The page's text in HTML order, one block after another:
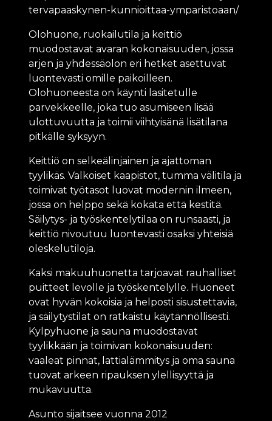
tervapaaskynen-kunnioittaa-ymparistoaan/
Olohuone, ruokailutila ja keittiö
muodostavat avaran kokonaisuuden, jossa
arjen ja yhdessäolon eri hetket asettuvat
luontevasti omille paikoilleen.
Olohuoneesta on käynti lasitetulle
parvekkeelle, joka tuo asumiseen lisää
ulottuvuutta ja toimii viihtyisänä lisätilana
pitkälle syksyyn.
Keittiö on selkeälinjainen ja ajattoman
tyylikäs. Valkoiset kaapistot, tumma välitila ja
toimivat työtasot luovat modernin ilmeen,
jossa on helppo sekä kokata että kestitä.
Säilytys- ja työskentelytilaa on runsaasti, ja
keittiö nivoutuu luontevasti osaksi yhteisiä
oleskelutiloja.
Kaksi makuuhuonetta tarjoavat rauhalliset
puitteet levolle ja työskentelylle. Huoneet
ovat hyvän kokoisia ja helposti sisustettavia,
ja säilytystilat on ratkaistu käytännöllisesti.
Kylpyhuone ja sauna muodostavat
tyylikkään ja toimivan kokonaisuuden:
vaaleat pinnat, lattialämmitys ja oma sauna
tuovat arkeen ripauksen ylellisyyttä ja
mukavuutta.
Asunto sijaitsee vuonna 2012